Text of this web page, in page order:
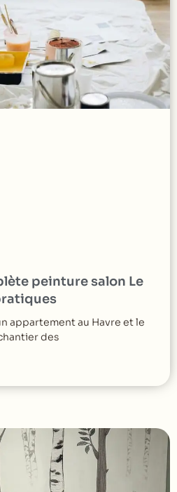
peinture salon Le
appartement au Havre et le
des